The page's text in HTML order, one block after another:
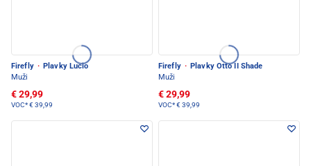
Firefly · Plavky Lucio
Muži
€ 29,99
VOC*€ 39,99
Firefly · Plavky Otto II Shade
Muži
€ 29,99
VOC*€ 39,99